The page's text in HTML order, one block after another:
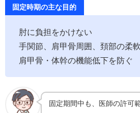
固定時期の主な目的
肘に負担をかけない
手関節、肩甲骨周囲、頚部の柔
肩甲骨・体幹の機能低下を防ぐ
固定期間中も、医師の許可